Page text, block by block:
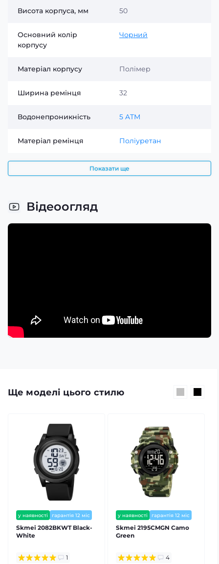
Висота корпуса, мм 50
Основний колір
корпусу
Чорний
Матеріал корпусу Полімер
Ширина ремінця 32
Водонепроникність 5 ATM
Матеріал ремінця Поліуретан
Показати ще
Відеоогляд
Ще моделі цього стилю
у наявності гарантія 12 міс
Skmei 2082BKWT Black-
White
1
у наявності гарантія 12 міс
Skmei 2195CMGN Camo
Green
4